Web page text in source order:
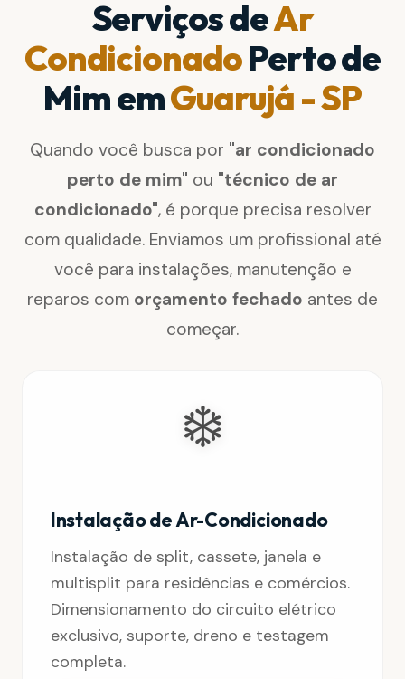
Serviços deAr
CondicionadoPerto de
Mim emGuarujá - SP
Quando você busca por "ar condicionado
perto de mim" ou "técnico de ar
condicionado", é porque precisa resolver
com qualidade. Enviamos um profissional até
você para instalações, manutenção e
reparos com orçamento fechado antes de
começar.
❄️
Instalação de Ar-Condicionado
Instalação de split, cassete, janela e
multisplit para residências e comércios.
Dimensionamento do circuito elétrico
exclusivo, suporte, dreno e testagem
completa.